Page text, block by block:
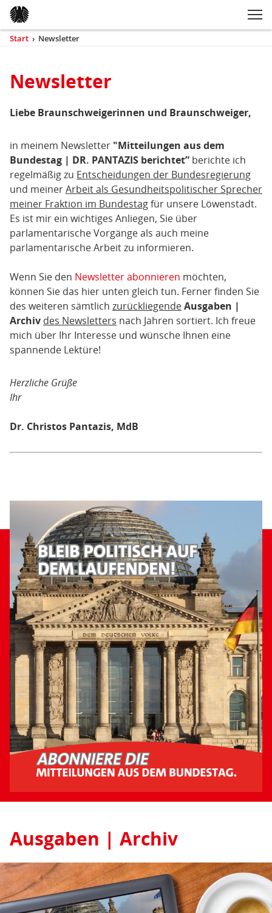
Kopfbereich
Sprungmarken-
Navigation
Hauptnavigation
Sie
Start › Newsletter
Newsletter
Newsletter
Liebe Braunschweigerinnen und Braunschweiger,
in meinem Newsletter "Mitteilungen aus dem
Bundestag | DR. PANTAZIS berichtet” berichte ich
regelmäßig zu Entscheidungen der Bundesregierung
und meinerArbeit als Gesundheitspolitischer Sprecher
meiner Fraktion im Bundestagfür unsere Löwenstadt.
Es ist mir ein wichtiges Anliegen, Sie über
parlamentarische Vorgänge als auch meine
parlamentarische Arbeit zu informieren.
Wenn Sie den Newsletter abonnieren möchten,
können Sie das hier unten gleich tun. Ferner finden Sie
des weiteren sämtlich zurückliegendeAusgaben |
Archiv des Newsletters nach Jahren sortiert. Ich freue
mich über Ihr Interesse und wünsche Ihnen eine
spannende Lektüre!
Herzliche Grüße
Ihr
Dr. Christos Pantazis, MdB
Ausgaben | Archiv